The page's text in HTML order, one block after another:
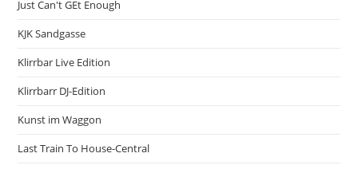
Just Can't GEt Enough
KJK Sandgasse
Klirrbar Live Edition
Klirrbarr DJ-Edition
Kunst im Waggon
Last Train To House-Central